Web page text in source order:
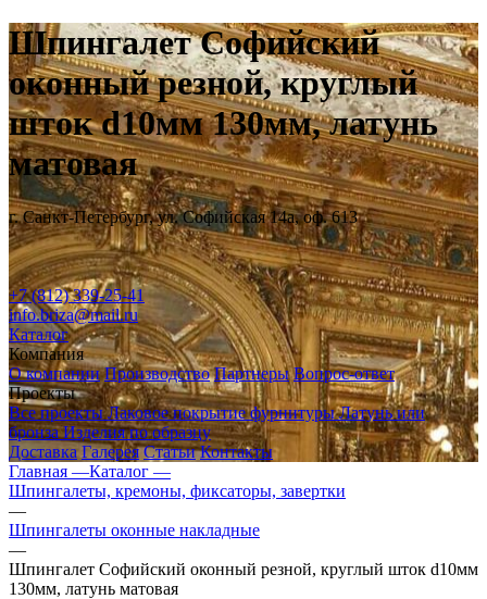
Шпингалет Софийский
оконный резной, круглый
шток d10мм 130мм, латунь
матовая
г. Санкт-Петербург, ул. Софийская 14а, оф. 613
+7 (812) 339-25-41
info.briza@mail.ru
Каталог
Компания
О компании Производство Партнеры Вопрос-ответ
Проекты
Все проектыЛаковое покрытие фурнитурыЛатунь или
бронзаИзделия по образцу
Доставка Галерея Статьи Контакты
Главная —Каталог —
Шпингалеты, кремоны, фиксаторы, завертки
—
Шпингалеты оконные накладные
—
Шпингалет Софийский оконный резной, круглый шток d10мм
130мм, латунь матовая